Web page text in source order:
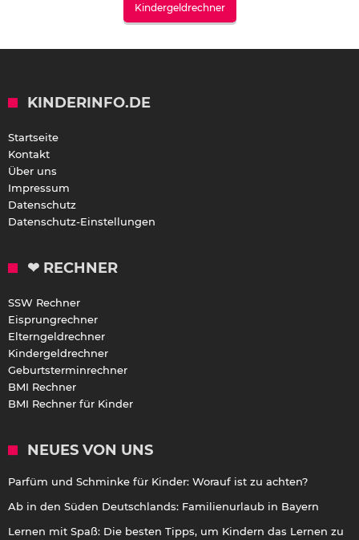
Kindergeldrechner
KINDERINFO.DE
Startseite
Kontakt
Über uns
Impressum
Datenschutz
Datenschutz-Einstellungen
❤ RECHNER
SSW Rechner
Eisprungrechner
Elterngeldrechner
Kindergeldrechner
Geburtsterminrechner
BMI Rechner
BMI Rechner für Kinder
NEUES VON UNS
Parfüm und Schminke für Kinder: Worauf ist zu achten?
Ab in den Süden Deutschlands: Familienurlaub in Bayern
Lernen mit Spaß: Die besten Tipps, um Kindern das Lernen zu